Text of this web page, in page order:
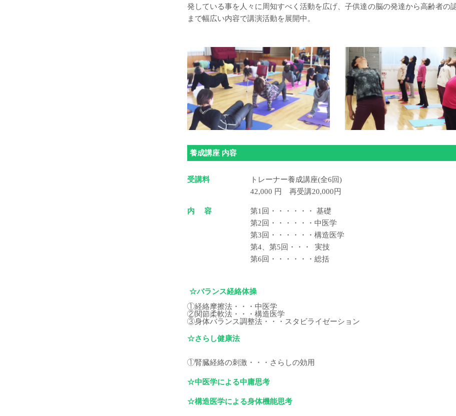
発している事を人々に周知すべく活動を広げ、子供達の脳の発達から高齢者の
まで幅広い内容で講演活動を展開中。
養成講座 内容
受講料
トレーナー養成講座(全6回)
42,000 円 再受講20,000円
内 容
第1回・・・・・・ 基礎
第2回・・・・・・中医学
第3回・・・・・・構造医学
第4、第5回・・・ 実技
第6回・・・・・・総括
☆バランス経絡体操
①経絡摩擦法・・・中医学
②関節柔軟法・・・構造医学
③身体バランス調整法・・・スタビライゼーション
☆さらし健康法
①腎臓経絡の刺激・・・さらしの効用
☆中医学による中庸思考
☆構造医学による身体機能思考